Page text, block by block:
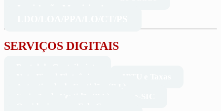
SERVIÇOS DIGITAIS